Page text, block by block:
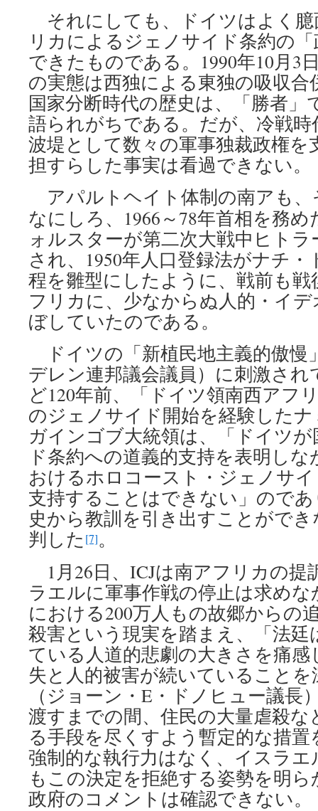
それにしても、ドイツはよく
リカによるジェノサイド条約の
できたものである。1990年10月3
の実態は西独による東独の吸収
国家分断時代の歴史は、「勝者」
語られがちである。だが、冷戦
波堤として数々の軍事独裁政権を
担すらした事実は看過できない。
アパルトヘイト体制の南アも、
なにしろ、1966～78年首相を務
ォルスターが第二次大戦中ヒト
され、1950年人口登録法がナチ
程を雛型にしたように、戦前も
フリカに、少なからぬ人的・イ
ぼしていたのである。
ドイツの「新植民地主義的傲慢
デレン連邦議会議員）に刺激さ
ど120年前、「ドイツ領南西アフ
のジェノサイド開始を経験した
ガインゴブ大統領は、「ドイツ
ド条約への道義的支持を表明し
おけるホロコースト・ジェノサ
支持することはできない」ので
史から教訓を引き出すことがで
判した [7]。
1月26日、ICJは南アフリカの提
ラエルに軍事作戦の停止は求め
における200万人もの故郷からの
殺害という現実を踏まえ、「法
ている人道的悲劇の大きさを痛
失と人的被害が続いていること
（ジョーン・E・ドノヒュー議長
渡すまでの間、住民の大量虐殺
る手段を尽くすよう暫定的な措
強制的な執行力はなく、イスラ
もこの決定を拒絶する姿勢を明
政府のコメントは確認できない。